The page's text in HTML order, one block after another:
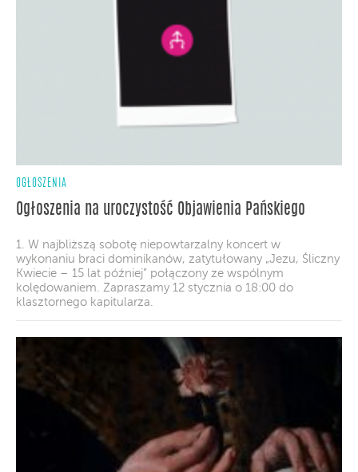
OGŁOSZENIA
Ogłoszenia na uroczystość Objawienia Pańskiego
1. W najbliższą sobotę niepowtarzalny koncert w
wykonaniu braci dominikanów, zatytułowany „Jezu, Śliczny
Kwiecie – 15 lat później” połączony ze wspólnym
kolędowaniem. Zapraszamy 12 stycznia o 18:00 do
klasztornego kapitularza.